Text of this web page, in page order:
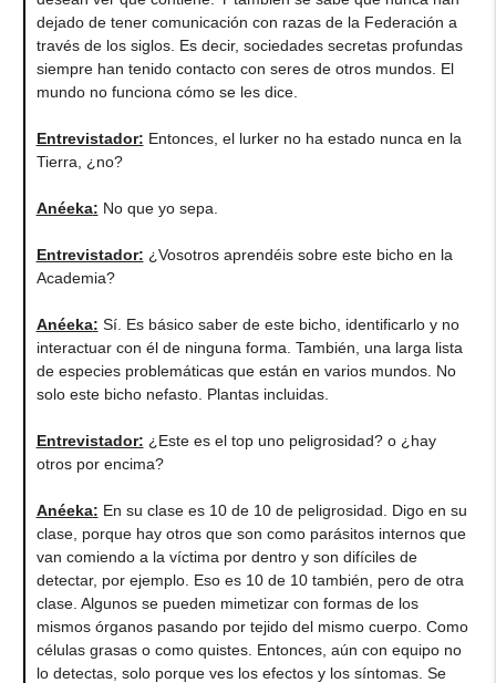
dejado de tener comunicación con razas de la Federación a
través de los siglos. Es decir, sociedades secretas profundas
siempre han tenido contacto con seres de otros mundos. El
mundo no funciona cómo se les dice.
Entrevistador: Entonces, el lurker no ha estado nunca en la
Tierra, ¿no?
Anéeka: No que yo sepa.
Entrevistador: ¿Vosotros aprendéis sobre este bicho en la
Academia?
Anéeka: Sí. Es básico saber de este bicho, identificarlo y no
interactuar con él de ninguna forma. También, una larga lista
de especies problemáticas que están en varios mundos. No
solo este bicho nefasto. Plantas incluidas.
Entrevistador: ¿Este es el top uno peligrosidad? o ¿hay
otros por encima?
Anéeka: En su clase es 10 de 10 de peligrosidad. Digo en su
clase, porque hay otros que son como parásitos internos que
van comiendo a la víctima por dentro y son difíciles de
detectar, por ejemplo. Eso es 10 de 10 también, pero de otra
clase. Algunos se pueden mimetizar con formas de los
mismos órganos pasando por tejido del mismo cuerpo. Como
células grasas o como quistes. Entonces, aún con equipo no
lo detectas, solo porque ves los efectos y los síntomas. Se